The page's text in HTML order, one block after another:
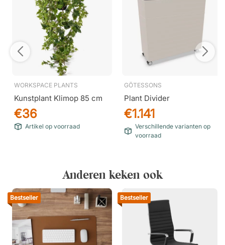
WORKSPACE PLANTS
Kunstplant Klimop 85 cm
€36
Artikel op voorraad
GÖTESSONS
Plant Divider
€1.141
Verschillende varianten op
voorraad
Anderen keken ook
Bestseller Bestseller